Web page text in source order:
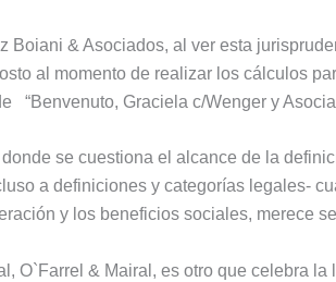
Boiani & Asociados, al ver esta
al momento de realizar los cálculos
“Benvenuto, Graciela c/Wenger y
se cuestiona el alcance de la
a definiciones y categorías legales-
y los beneficios sociales, merece
O`Farrel & Mairal, es otro que celebra